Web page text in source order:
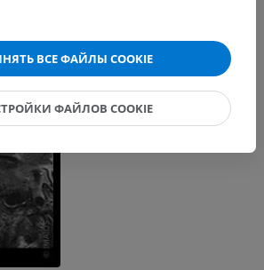
ВСЕ ФАЙЛЫ COOKIE
ФАЙЛОВ COOKIE